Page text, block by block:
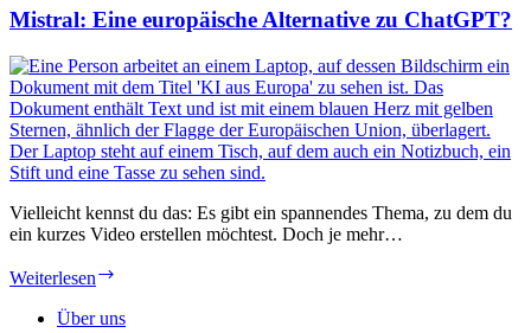
durch
KI:
Erfahrungen
und
Herausforderungen
mit
Mistral
Mistral: Eine europäische Alternative zu ChatGPT?
Vielleicht kennst du das: Es gibt ein spannendes Thema, zu dem du
ein kurzes Video erstellen möchtest. Doch je mehr…
Weiterlesen
europäische
Über uns